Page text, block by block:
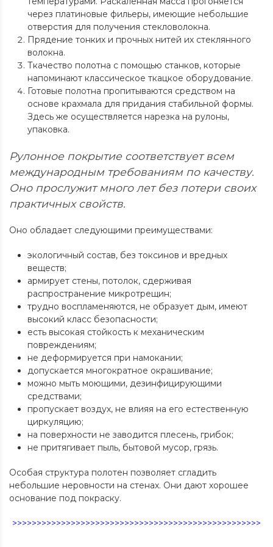
через платиновые фильеры, имеющие небольшие
отверстия для получения стекловолокна.
Прядение тонких и прочных нитей их стеклянного
волокна.
Ткачество полотна с помощью станков, которые
напоминают классическое ткацкое оборудование.
Готовые полотна пропитываются средством на
основе крахмала для придания стабильной формы.
Здесь же осуществляется нарезка на рулоны,
упаковка.
Рулонное покрытие соответствует всем
международным требованиям по качеству.
Оно прослужит много лет без потери своих
практичных свойств.
Оно обладает следующими преимуществами:
экологичный состав, без токсинов и вредных
веществ;
армирует стены, потолок, сдерживая
распространение микротрещин;
трудно воспламеняются, не образует дым, имеют
высокий класс безопасности;
есть высокая стойкость к механическим
повреждениям;
не деформируется при намокании;
допускается многократное окрашивание;
можно мыть моющими, дезинфицирующими
средствами;
пропускает воздух, не влияя на его естественную
циркуляцию;
на поверхности не заводится плесень, грибок;
не притягивает пыль, бытовой мусор, грязь.
Особая структура полотен позволяет сгладить
небольшие неровности на стенах. Они дают хорошее
основание под покраску.
>>>>>>>>>>>>>>>>>>>>>>>>>>>>>>>>>>>>>>>>>>>>>>>>>>>